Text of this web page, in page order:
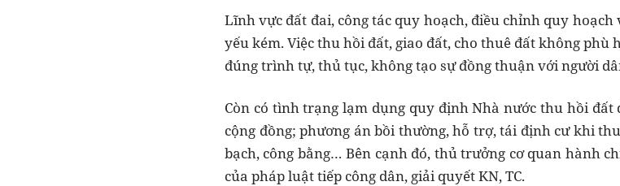
Lĩnh vực đất đai, công tác quy hoạch, điều chỉnh quy
yếu kém. Việc thu hồi đất, giao đất, cho thuê đất không
đúng trình tự, thủ tục, không tạo sự đồng thuận với người
Còn có tình trạng lạm dụng quy định Nhà nước thu hồi
cộng đồng; phương án bồi thường, hỗ trợ, tái định cư khi
bạch, công bằng… Bên cạnh đó, thủ trưởng cơ quan hành
của pháp luật tiếp công dân, giải quyết KN, TC.